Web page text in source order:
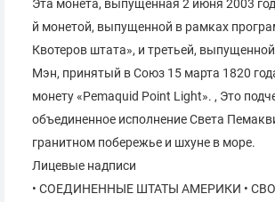
Эта монета, выпущенная 2 июня 2003
й монетой, выпущенной в рамках
Квотеров штата», и третьей, выпущенной
Мэн, принятый в Союз 15 марта 1820
монету «Pemaquid Point Light». , Это
объединенное исполнение Света
гранитном побережье и шхуне в море.
Лицевые надписи
• СОЕДИНЕННЫЕ ШТАТЫ АМЕРИКИ •